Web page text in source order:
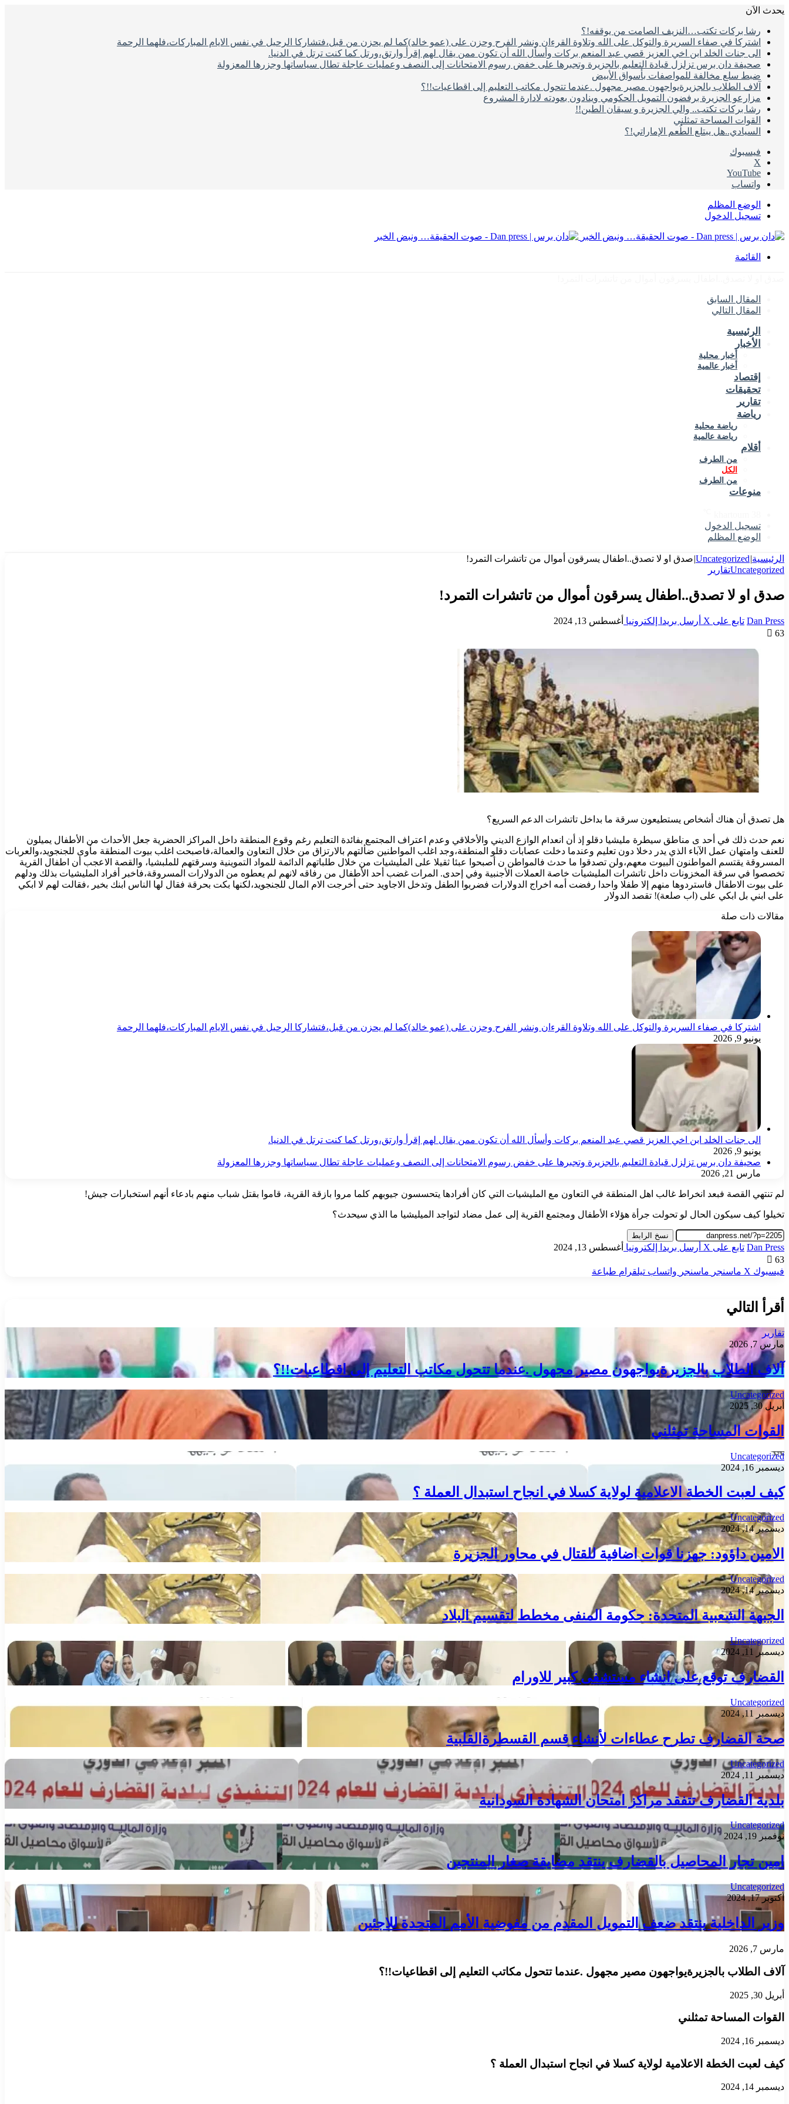
يحدث الاَن
رشا بركات تكتب…النزيف الصامت من يوقفه!؟
اشتركا في صفاء السريرة والتوكل على الله وتلاوة القرءان ونشر الفرح وحزن على (عمو خالد)كما لم يحزن من قبل،فتشاركا الرحيل في نفس الايام المباركات،فلهما الرحمة
الى جنات الخلد ابن اخي العزيز قصي عبد المنعم بركات وأسأل الله أن تكون ممن يقال لهم إقرأ وارتق،ورتل كما كنت ترتل في الدنيا.
صحيفة دان برس تزلزل قيادة التعليم بالجزيرة وتجبرها على خفض رسوم الامتحانات إلى النصف وعمليات عاجلة تطال سياساتها وجزرها المعزولة
ضبط سلع مخالفة للمواصفات بأسواق الأبيض
آلاف الطلاب بالجزيرةيواجهون مصير مجهول .عندما تتحول مكاتب التعليم إلى اقطاعيات!!؟
مزارعو الجزيرة برفضون التمويل الحكومي وينادون بعودته لادارة المشروع
رشا بركات تكتب.. والي الجزيرة و سيقان الطين!!
القوات المساحة تمثلني
السيادي..هل يبتلع الطُعم الإماراتي!؟
فيسبوك
‫X
‫YouTube
واتساب
الوضع المظلم
تسجيل الدخول
القائمة
المقال السابق
المقال التالي
الرئيسية
الأخبار
أخبار محلية
أخبار عالمية
إقتصاد
تحقيقات
تقارير
رياضة
رياضة محلية
رياضة عالمية
أقلام
من الطرف
الكل
من الطرف
منوعات
تسجيل الدخول
الوضع المظلم
الرئيسية|
Uncategorized
|صدق او لا تصدق..اطفال يسرقون أموال من تاتشرات التمرد!
Uncategorizedتقارير
صدق او لا تصدق..اطفال يسرقون أموال من تاتشرات التمرد!
Dan Press تابع على X أرسل بريدا إلكترونيا أغسطس 13, 2024
63
هل تصدق أن هناك أشخاص يستطيعون سرقة ما بداخل تاتشرات الدعم السريع؟
نعم حدث ذلك في أحد ى مناطق سيطرة مليشيا دقلو إذ أن انعدام الوازع الديني والأخلاقي وعدم اعتراف المجتمع بفائدة التعليم رغم وقوع المنطقة داخل المراكز الحضرية جعل الأحداث من الأطفال يميلون
للعنف وامتهان عمل الآباء الذي يدر دخلا دون تعليم وعندما دخلت عصابات دقلو المنطقة،وجد اغلب المواطنين ضألتهم بالارتزاق من خلال التعاون والعمالة،فاصبحت اغلب بيوت المنطقة مأوى للجنجويد،والعربات
المسروقة يقتسم المواطنون البيوت معهم،ولن تصدقوا ما حدث فالمواطن ن أصبحوا عبئا ثقيلا على المليشيات من خلال طلباتهم الدائمة للمواد التموينية وسرقتهم للملبشيا، والقصة الاعجب أن اطفال القرية
تخصصوا في سرقة المخزونات داخل تاتشرات المليشيات خاصة العملات الأجنبية وفي إحدى. المرات غضب أحد الأطفال من رفاقه لانهم لم يعطوه من الدولارات المسروقة،فاخبر أفراد المليشيات بذلك ودلهم
على بيوت الاطفال فاستردوها منهم إلا طفلا واحدا رفضت أمه اخراج الدولارات فضربوا الطفل وتدخل الاجاويد حتى أخرجت الام المال للجنجويد،لكنها بكت بحرقة فقال لها الناس ابنك بخير ،فقالت لهم لا ابكي
على ابني بل ابكي على (اب صلعة)! تقصد الدولار
مقالات ذات صلة
اشتركا في صفاء السريرة والتوكل على الله وتلاوة القرءان ونشر الفرح وحزن على (عمو خالد)كما لم يحزن من قبل،فتشاركا الرحيل في نفس الايام المباركات،فلهما الرحمة
يونيو 9, 2026
الى جنات الخلد ابن اخي العزيز قصي عبد المنعم بركات وأسأل الله أن تكون ممن يقال لهم إقرأ وارتق،ورتل كما كنت ترتل في الدنيا.
يونيو 9, 2026
صحيفة دان برس تزلزل قيادة التعليم بالجزيرة وتجبرها على خفض رسوم الامتحانات إلى النصف وعمليات عاجلة تطال سياساتها وجزرها المعزولة
مارس 21, 2026
لم تنتهي القصة فبعد انخراط غالب اهل المنطقة في التعاون مع المليشيات التي كان أفرادها يتحسسون جيوبهم كلما مروا بازقة القرية، قاموا بقتل شباب منهم بادعاء أنهم استخبارات جيش!
تخيلوا كيف سيكون الحال لو تحولت جرأة هؤلاء الأطفال ومجتمع القرية إلى عمل مضاد لتواجد الميليشيا ما الذي سيحدث؟
نسخ الرابط
Dan Press تابع على X أرسل بريدا إلكترونيا أغسطس 13, 2024
63
فيسبوك ‫X ماسنجر ماسنجر واتساب تيلقرام طباعة
أقرأ التالي
تقارير
مارس 7, 2026
آلاف الطلاب بالجزيرةيواجهون مصير مجهول .عندما تتحول مكاتب التعليم إلى اقطاعيات!!؟
Uncategorized
أبريل 30, 2025
القوات المساحة تمثلني
Uncategorized
ديسمبر 16, 2024
كيف لعبت الخطة الاعلامية لولاية كسلا في انجاح استبدال العملة ؟
Uncategorized
ديسمبر 14, 2024
الامين داؤود: جهزنا قوات اضافية للقتال في محاور الجزيرة
Uncategorized
ديسمبر 14, 2024
الجبهة الشعبية المتحدة: حكومة المنفى مخطط لتقسيم البلاد
Uncategorized
ديسمبر 11, 2024
القضارف توقع على انشاء مستشفى كبير للاورام
Uncategorized
ديسمبر 11, 2024
صحة القضارف تطرح عطاءات لأنشاء قسم القسطرةالقلبية
Uncategorized
ديسمبر 11, 2024
بلدية القضارف تتفقد مراكز امتحان الشهادة السودانية
Uncategorized
نوفمبر 19, 2024
امين تجار المحاصيل بالقضارف ينتقد مضايقة صغار المنتجين
Uncategorized
أكتوبر 17, 2024
وزير الداخلية ينتقد ضعف التمويل المقدم من مفوضية الأمم المتحدة للاجئين
مارس 7, 2026
آلاف الطلاب بالجزيرةيواجهون مصير مجهول .عندما تتحول مكاتب التعليم إلى اقطاعيات!!؟
أبريل 30, 2025
القوات المساحة تمثلني
ديسمبر 16, 2024
كيف لعبت الخطة الاعلامية لولاية كسلا في انجاح استبدال العملة ؟
ديسمبر 14, 2024